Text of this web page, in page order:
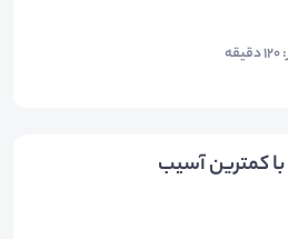
کمترین آسیب